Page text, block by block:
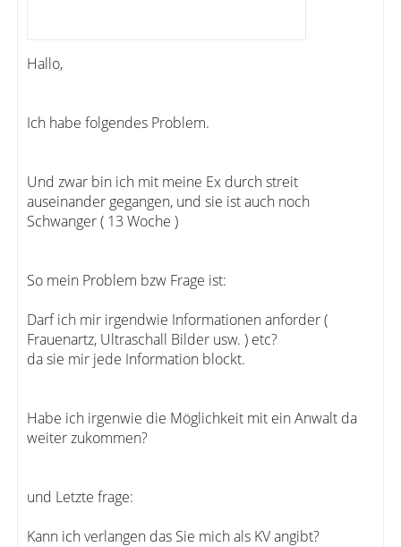
Hallo,
Ich habe folgendes Problem.
Und zwar bin ich mit meine Ex durch streit
auseinander gegangen, und sie ist auch noch
Schwanger ( 13 Woche )
So mein Problem bzw Frage ist:
Darf ich mir irgendwie Informationen anforder (
Frauenartz, Ultraschall Bilder usw. ) etc?
da sie mir jede Information blockt.
Habe ich irgenwie die Möglichkeit mit ein Anwalt da
weiter zukommen?
und Letzte frage:
Kann ich verlangen das Sie mich als KV angibt?